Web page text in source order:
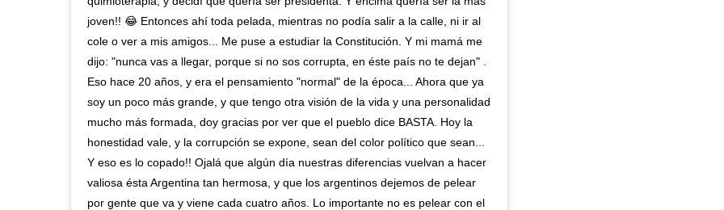
joven!! 😂 Entonces ahí toda pelada, mientras no podía salir a la calle, ni ir al
cole o ver a mis amigos... Me puse a estudiar la Constitución. Y mi mamá me
dijo: "nunca vas a llegar, porque si no sos corrupta, en éste país no te dejan" .
Eso hace 20 años, y era el pensamiento "normal" de la época... Ahora que ya
soy un poco más grande, y que tengo otra visión de la vida y una personalidad
mucho más formada, doy gracias por ver que el pueblo dice BASTA. Hoy la
honestidad vale, y la corrupción se expone, sean del color político que sean...
Y eso es lo copado!! Ojalá que algún día nuestras diferencias vuelvan a hacer
valiosa ésta Argentina tan hermosa, y que los argentinos dejemos de pelear
por gente que va y viene cada cuatro años. Lo importante no es pelear con el